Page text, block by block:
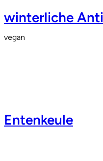
winterliche
vegan
Entenkeule